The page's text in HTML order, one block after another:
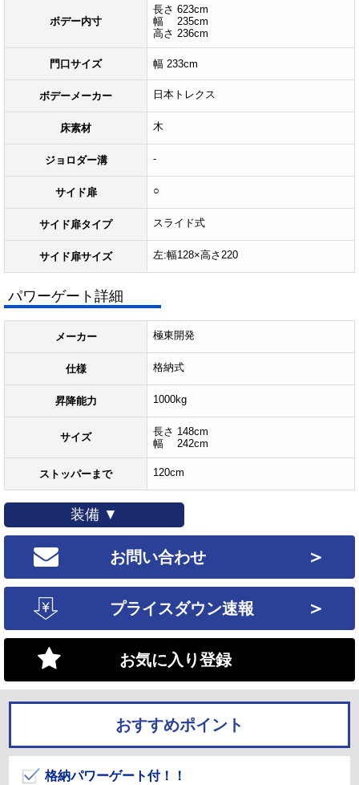
ボデー内寸
長さ 623cm
幅 235cm
高さ 236cm
門口サイズ 幅 233cm
ボデーメーカー 日本トレクス
床素材 木
ジョロダー溝 -
サイド扉 ○
サイド扉タイプ スライド式
サイド扉サイズ 左:幅128×高さ220
パワーゲート詳細
メーカー 極東開発
仕様 格納式
昇降能力 1000kg
サイズ
長さ 148cm
幅 242cm
ストッパーまで 120cm
装備 ▼
お問い合わせ ＞
プライスダウン速報 ＞
お気に入り登録
おすすめポイント
格納パワーゲート付！！